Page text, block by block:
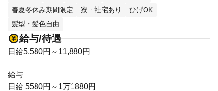
春夏冬休み期間限定
寮・社宅あり
ひげOK
髪型・髪色自由
給与/待遇
日給5,580円～11,880円
給与
日給 5580円～1万1880円